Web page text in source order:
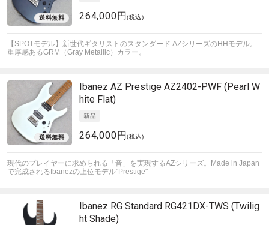
264,000円(税込)
【SPOTモデル】新世代ギタリストのスタンダード AZシリーズのHHモデル。
重厚感あるGRM（Gray Metallic）カラー。
Ibanez AZ Prestige AZ2402-PWF (Pearl W
hite Flat)
264,000円(税込)
現代のプレイヤーに求められる「音」を実現するAZシリーズ。Made in Japan
で完成されるIbanezの上位モデル"Prestige"
Ibanez RG Standard RG421DX-TWS (Twilig
ht Shade)